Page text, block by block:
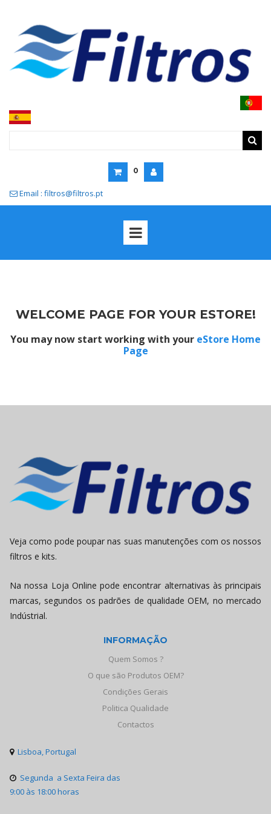
0
 Email : filtros@filtros.pt
WELCOME PAGE FOR YOUR ESTORE!
You may now start working with your eStore Home
Page
Veja como pode poupar nas suas manutenções com os nossos
filtros e kits.
Na nossa Loja Online pode encontrar alternativas às principais
marcas, segundos os padrões de qualidade OEM, no mercado
Indústrial.
INFORMAÇÃO
Quem Somos ?
O que são Produtos OEM?
Condições Gerais
Politica Qualidade
Contactos
 Lisboa, Portugal
 Segunda a Sexta Feira das
9:00 às 18:00 horas